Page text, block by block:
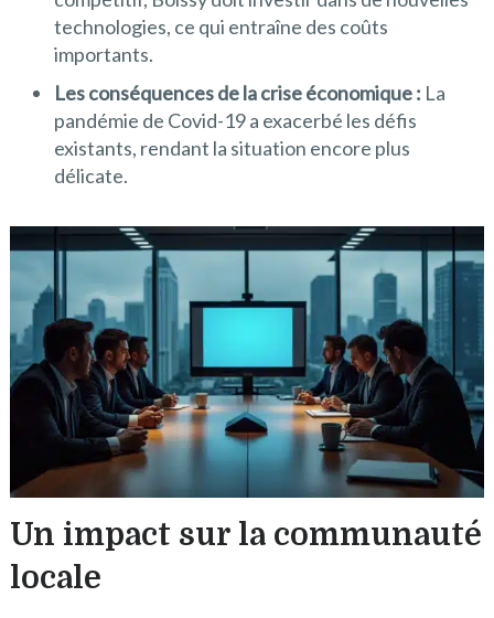
technologies, ce qui entraîne des coûts
importants.
Les conséquences de la crise économique : La
pandémie de Covid-19 a exacerbé les défis
existants, rendant la situation encore plus
délicate.
Un impact sur la communauté
locale